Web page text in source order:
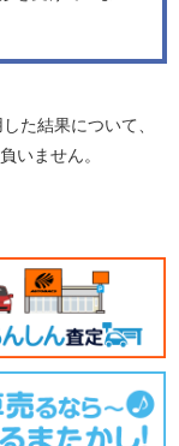
た結果について、
いません。